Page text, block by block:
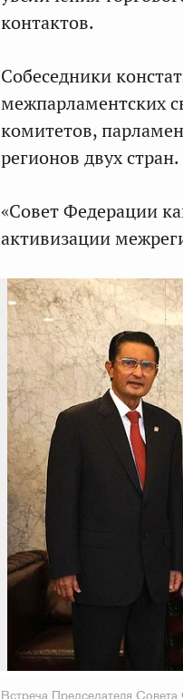
контактов.
Собеседники
межпарламентских
комитетов,
регионов двух стран.
«Совет Федерации
активизации
Встреча Председателя